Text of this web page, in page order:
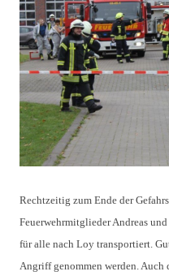
Rechtzeitig zum Ende der
Feuerwehrmitglieder Andreas
für alle nach Loy transportiert.
Angriff genommen werden.